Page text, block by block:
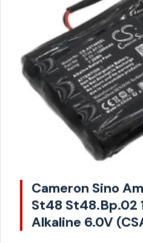
Cameron Sino
St48 St48.Bp.02
Alkaline 6.0V